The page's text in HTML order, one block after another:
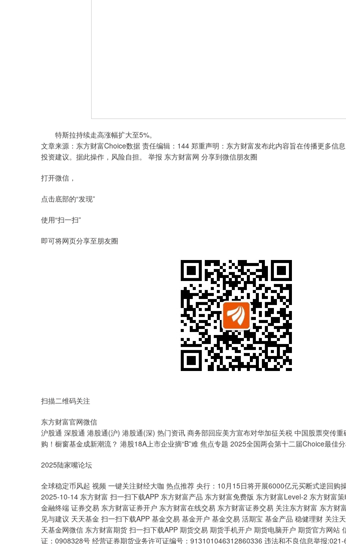
特斯拉持续走高涨幅扩大至5%。
文章来源：东方财富Choice数据 责任编辑：144 郑重声明：东方财富发布此内容旨在传播更多信
投资建议。据此操作，风险自担。 举报 东方财富网 分享到微信朋友圈
打开微信，
点击底部的“发现”
使用“扫一扫”
即可将网页分享至朋友圈
扫描二维码关注
东方财富官网微信
沪股通 深股通 港股通(沪) 港股通(深) 热门资讯 商务部回应美方宣布对华加征关税 中国股票突传
购！橱窗基金成新潮流？ 港股18A上市企业摘“B”难 焦点专题 2025全国两会第十二届Choice最佳
2025陆家嘴论坛
全球稳定币风起 视频 一键关注财经大咖 热点推荐 央行：10月15日将开展6000亿元买断式逆回购
2025-10-14 东方财富 扫一扫下载APP 东方财富产品 东方财富免费版 东方财富Level-2 东方财富
金融终端 证券交易 东方财富证券开户 东方财富在线交易 东方财富证券交易 关注东方财富 东方财
见与建议 天天基金 扫一扫下载APP 基金交易 基金开户 基金交易 活期宝 基金产品 稳健理财 关注
天基金网微信 东方财富期货 扫一扫下载APP 期货交易 期货手机开户 期货电脑开户 期货官方网站
证：0908328号 经营证券期货业务许可证编号：913101046312860336 违法和不良信息举报:021-